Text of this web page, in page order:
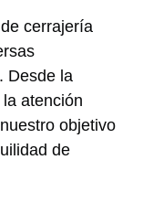
cerrajería
Desde la
atención
objetivo
de